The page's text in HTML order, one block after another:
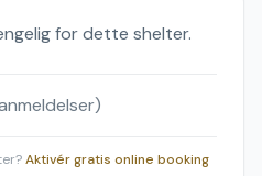
for dette shelter.
Aktivér gratis online booking